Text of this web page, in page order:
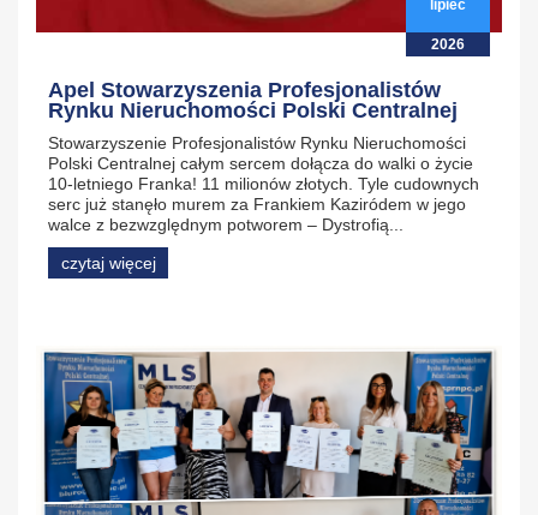
lipiec
2026
Apel Stowarzyszenia Profesjonalistów
Rynku Nieruchomości Polski Centralnej
Stowarzyszenie Profesjonalistów Rynku Nieruchomości
Polski Centralnej całym sercem dołącza do walki o życie
10-letniego Franka! 11 milionów złotych. Tyle cudownych
serc już stanęło murem za Frankiem Kaziródem w jego
walce z bezwzględnym potworem – Dystrofią...
czytaj więcej